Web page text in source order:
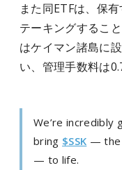
また同ETFは、保
テーキングするこ
はケイマン諸島に
い、管理手数料は
We’re incredibly
bring $SSK — the
— to life.